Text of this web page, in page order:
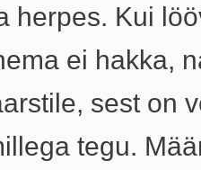
herpes. Kui
ei hakka,
sest on
tegu.